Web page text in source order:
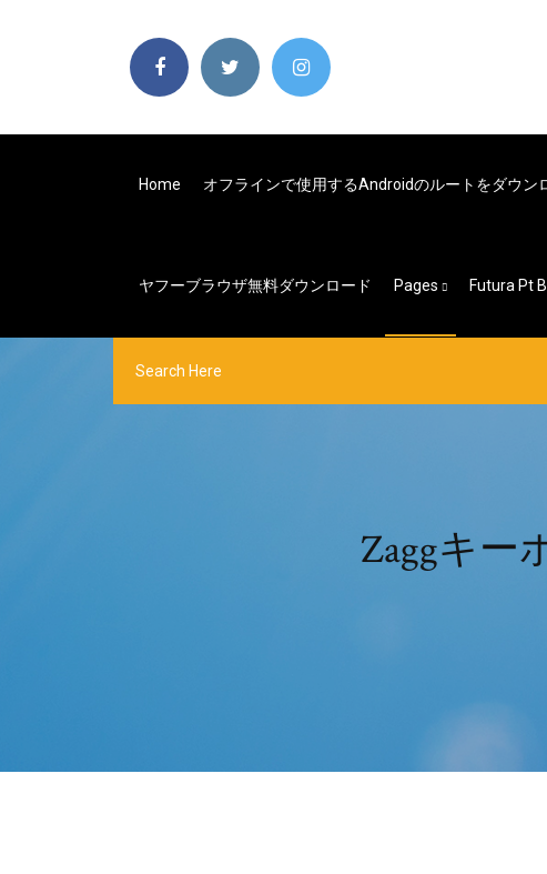
Home オフラインで使用するAndroidのルートをダウン
ヤフーブラウザ無料ダウンロード Pages Futura Pt
Zaggキー